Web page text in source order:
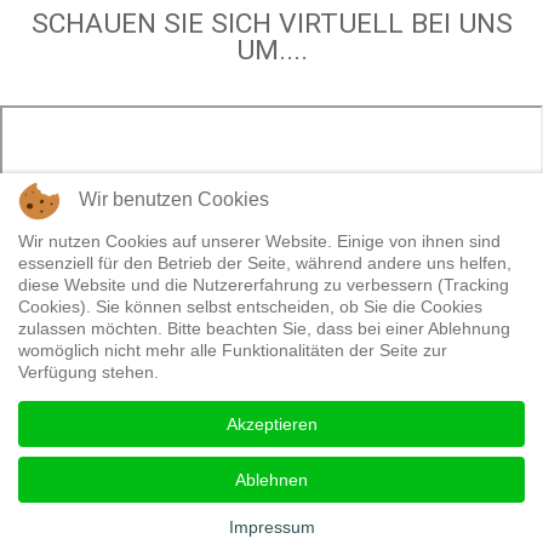
SCHAUEN SIE SICH VIRTUELL BEI UNS
UM....
Wir benutzen Cookies
Wir nutzen Cookies auf unserer Website. Einige von ihnen sind
essenziell für den Betrieb der Seite, während andere uns helfen,
diese Website und die Nutzererfahrung zu verbessern (Tracking
Cookies). Sie können selbst entscheiden, ob Sie die Cookies
zulassen möchten. Bitte beachten Sie, dass bei einer Ablehnung
womöglich nicht mehr alle Funktionalitäten der Seite zur
Verfügung stehen.
Akzeptieren
Ablehnen
Impressum